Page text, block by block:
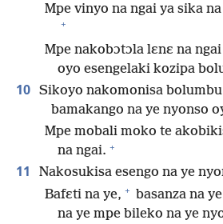
Mpe vinyo na ngai ya sika
+
Mpe nakobɔtɔla lɛnɛ na
oyo esengelaki kozipa
10 Sikoyo nakomonisa
bamakango na ye nyonso
Mpe mobali moko te
na ngai. +
11
Nakosukisa esengo na ye
Bafɛti na ye, + basanza na
na ye mpe bileko na ye